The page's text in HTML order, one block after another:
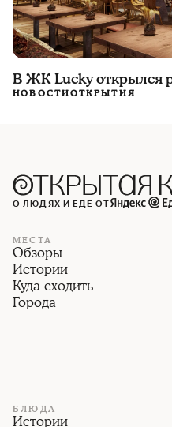
В ЖК Lucky открылся
НОВОСТИОТКРЫТИЯ
О ЛЮДЯХ И ЕДЕ ОТ
МЕСТА
Обзоры
Истории
Куда сходить
Города
БЛЮДА
Истории